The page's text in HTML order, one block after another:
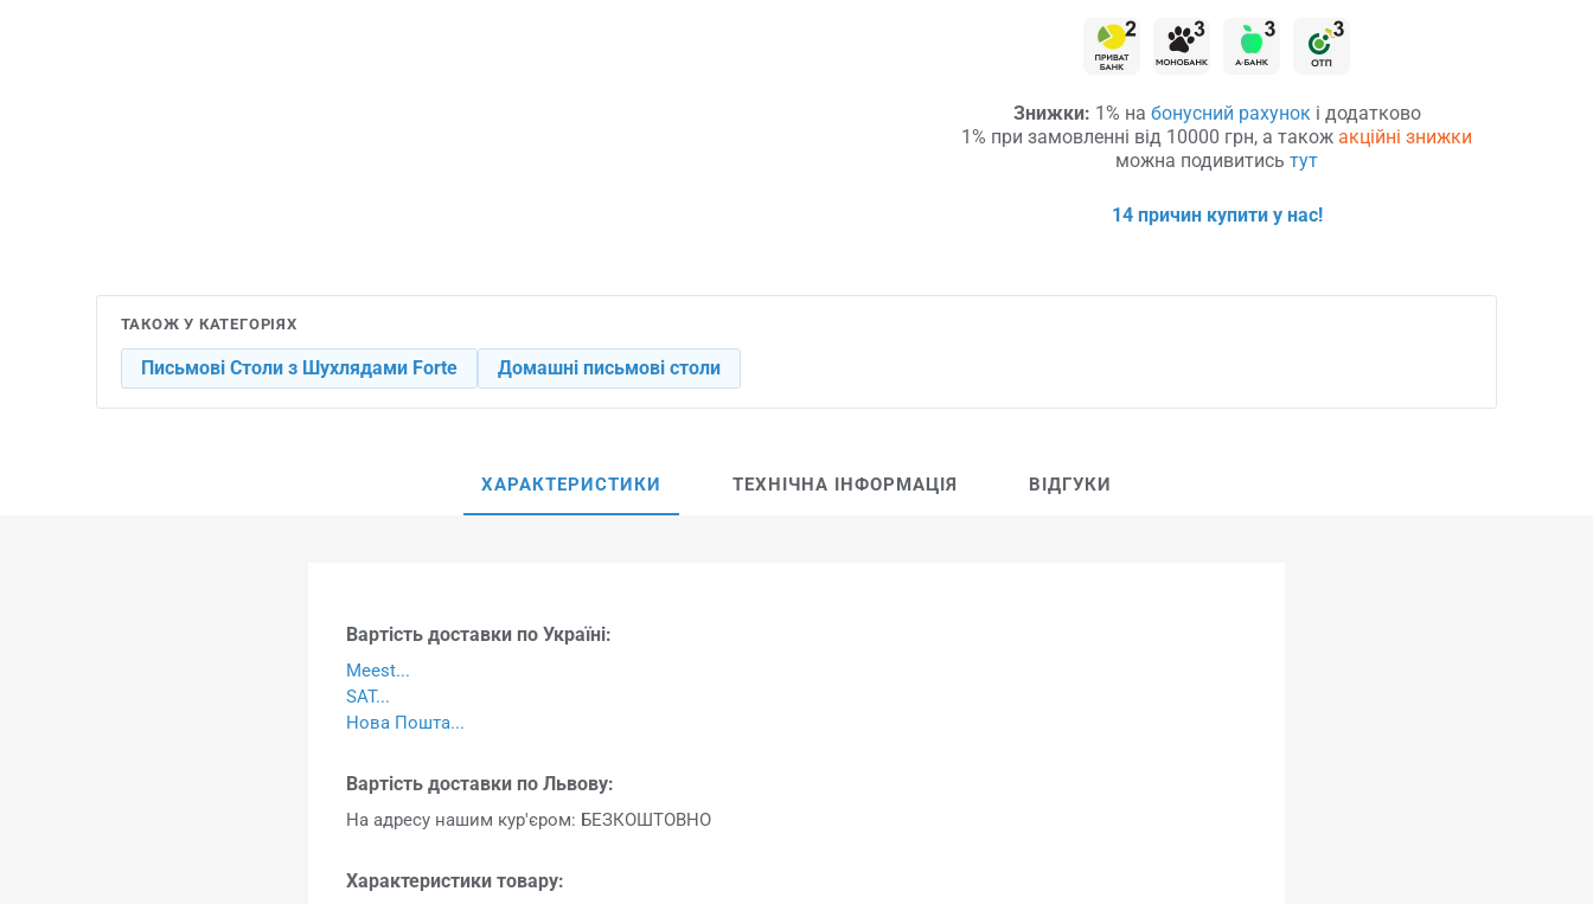
Знижки: 1% на бонусний рахунок і додатково
1% при замовленні від 10000 грн, а такожакційні знижки
можна подивитисьтут
14 причин купити у нас!
ТАКОЖ У КАТЕГОРІЯХ
Письмові Столи з Шухлядами Forte Домашні письмові столи
ХАРАКТЕРИСТИКИ ТЕХНІЧНА ІНФОРМАЦІЯ ВІДГУКИ
Вартість доставки по Україні:
Meest...
SAT...
Нова Пошта...
Вартість доставки по Львову:
На адресу нашим кур'єром: БЕЗКОШТОВНО
Характеристики товару: